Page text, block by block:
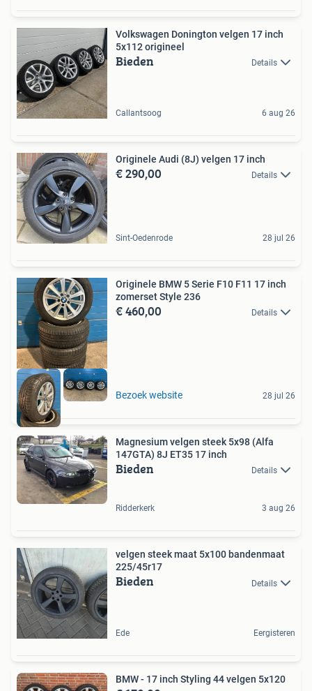
Volkswagen Donington velgen 17 inch
5x112 origineel
Bieden Details
Callantsoog 6 aug 26
Originele Audi (8J) velgen 17 inch
€ 290,00 Details
Sint-Oedenrode 28 jul 26
Originele BMW 5 Serie F10 F11 17 inch
zomerset Style 236
€ 460,00 Details
Bezoek website 28 jul 26
Magnesium velgen steek 5x98 (Alfa
147GTA) 8J ET35 17 inch
Bieden Details
Ridderkerk 3 aug 26
velgen steek maat 5x100 bandenmaat
225/45r17
Bieden Details
Ede Eergisteren
BMW - 17 inch Styling 44 velgen 5x120